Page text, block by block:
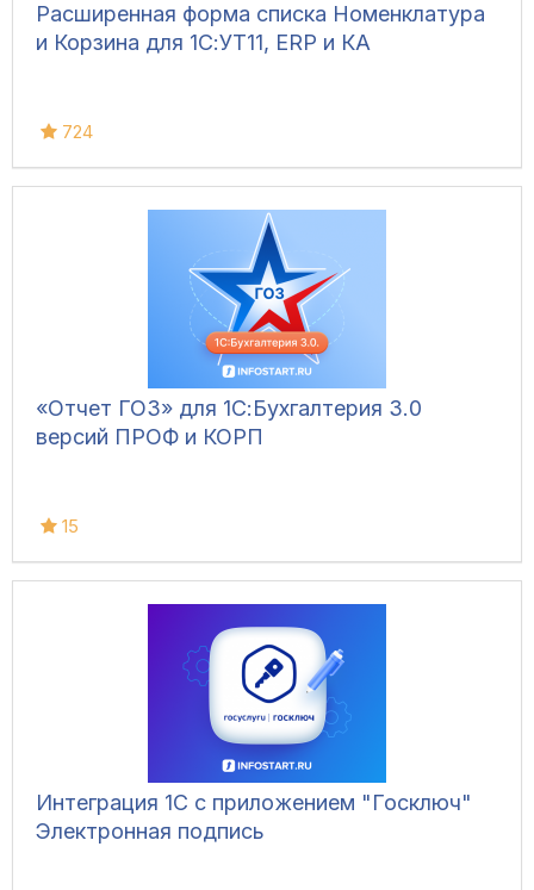
Расширенная форма списка Номенклатура
и Корзина для 1С:УТ11, ERP и КА
724
«Отчет ГОЗ» для 1С:Бухгалтерия 3.0
версий ПРОФ и КОРП
15
Интеграция 1С с приложением "Госключ"
Электронная подпись